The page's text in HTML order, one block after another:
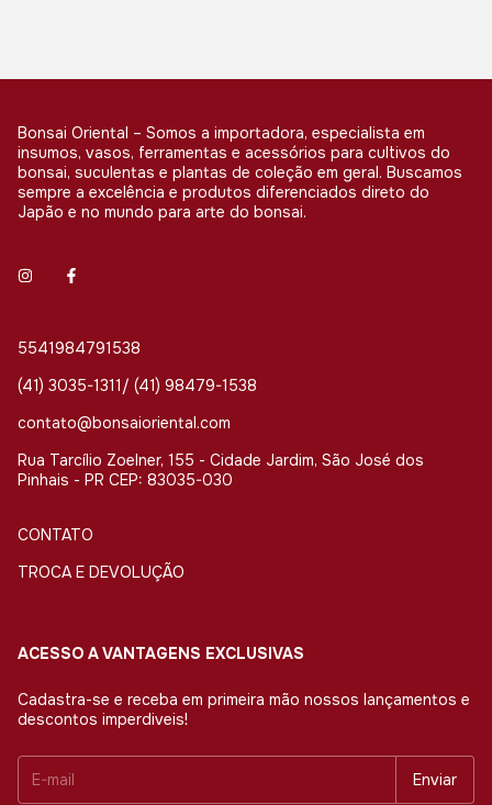
Bonsai Oriental – Somos a importadora, especialista em
insumos, vasos, ferramentas e acessórios para cultivos do
bonsai, suculentas e plantas de coleção em geral. Buscamos
sempre a excelência e produtos diferenciados direto do
Japão e no mundo para arte do bonsai.
5541984791538
(41) 3035-1311/ (41) 98479-1538
contato@bonsaioriental.com
Rua Tarcílio Zoelner, 155 - Cidade Jardim, São José dos
Pinhais - PR CEP: 83035-030
CONTATO
TROCA E DEVOLUÇÃO
ACESSO A VANTAGENS EXCLUSIVAS
Cadastra-se e receba em primeira mão nossos lançamentos e
descontos imperdiveis!